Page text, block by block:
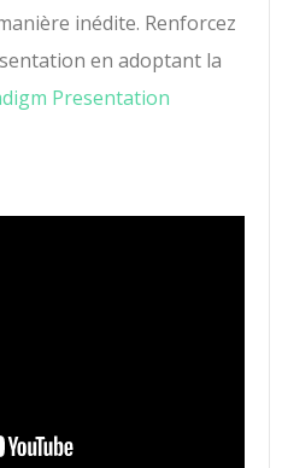
inédite. Renforcez
en adoptant la
Presentation